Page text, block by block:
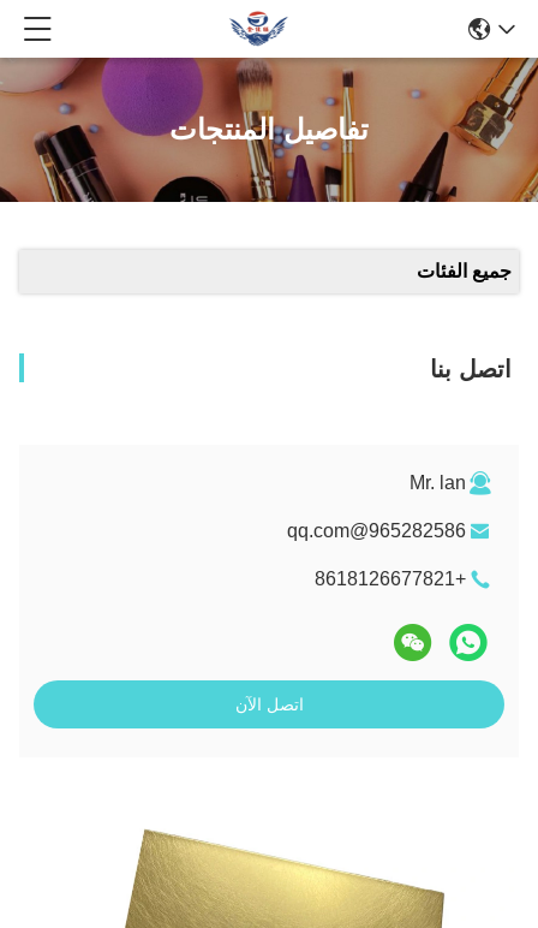
تفاصيل المنتجات
جميع الفئات
اتصل بنا
Mr. lan
965282586@qq.com
+8618126677821
اتصل الآن